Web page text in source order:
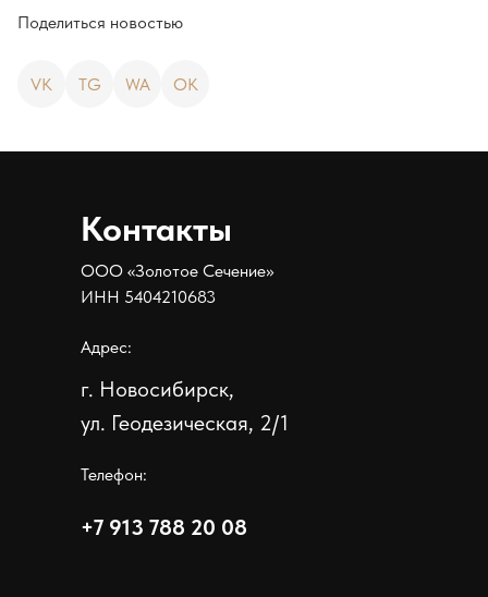
Поделиться новостью
VK TG WA OK
Адрес:
г. Новосибирск,
ул. Геодезическая, 2/1
Телефон:
+7 913 788 20 08
Контакты
ООО «Золотое Сечение»
ИНН 5404210683